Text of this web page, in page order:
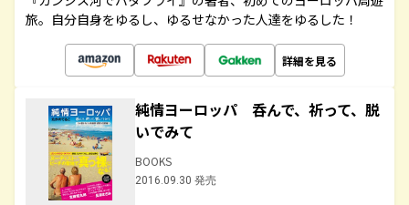
旅。自分自身をゆるし、ゆるせなかった人達をゆるした！
詳細を見る
純情ヨーロッパ 呑んで、祈って、脱
いでみて
BOOKS
2016.09.30 発売